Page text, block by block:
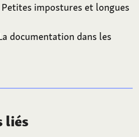
impostures et longues
documentation dans les
liés